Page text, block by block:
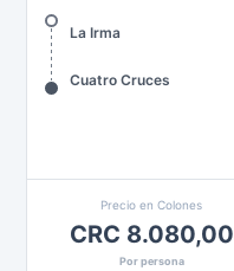
La Irma
Cuatro Cruces
Precio en Colones
CRC 8.080,00
Por persona